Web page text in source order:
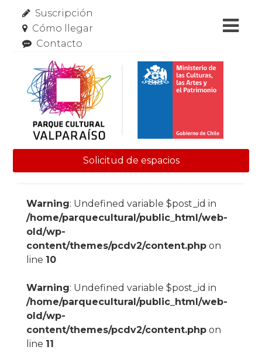
Suscripción
Cómo llegar
Contacto
Solicitud de espacios
Warning: Undefined variable $post_id in
/home/parquecultural/public_html/web-
old/wp-
content/themes/pcdv2/content.phpon
line 10
Warning: Undefined variable $post_id in
/home/parquecultural/public_html/web-
old/wp-
content/themes/pcdv2/content.phpon
line 11